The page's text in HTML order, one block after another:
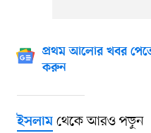
প্রথম আলোর খবর
করুন
ইসলামথেকে আরও পড়ুন